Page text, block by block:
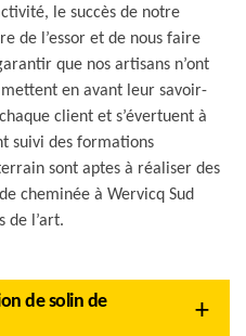
le succès de notre
de l’essor et de nous faire
que nos artisans n’ont
en avant leur savoir-
client et s’évertuent à
suivi des formations
sont aptes à réaliser des
cheminée à Wervicq Sud
de l’art.
de solin de